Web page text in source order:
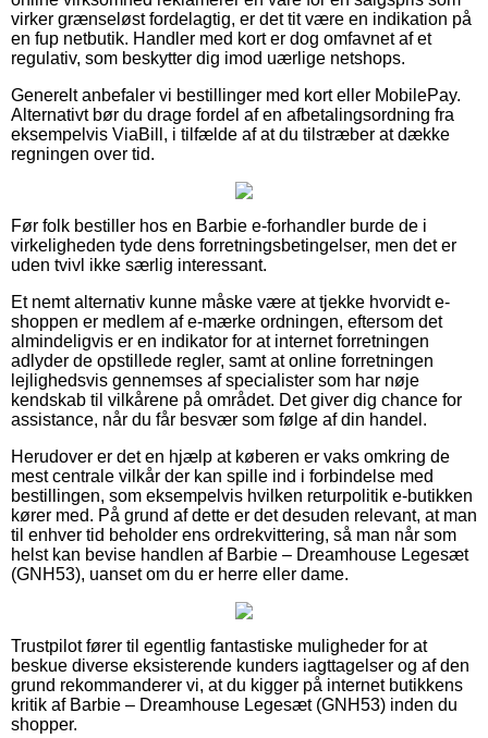
virker grænseløst fordelagtig, er det tit være en indikation på
en fup netbutik. Handler med kort er dog omfavnet af et
regulativ, som beskytter dig imod uærlige netshops.
Generelt anbefaler vi bestillinger med kort eller MobilePay.
Alternativt bør du drage fordel af en afbetalingsordning fra
eksempelvis ViaBill, i tilfælde af at du tilstræber at dække
regningen over tid.
Før folk bestiller hos en Barbie e-forhandler burde de i
virkeligheden tyde dens forretningsbetingelser, men det er
uden tvivl ikke særlig interessant.
Et nemt alternativ kunne måske være at tjekke hvorvidt e-
shoppen er medlem af e-mærke ordningen, eftersom det
almindeligvis er en indikator for at internet forretningen
adlyder de opstillede regler, samt at online forretningen
lejlighedsvis gennemses af specialister som har nøje
kendskab til vilkårene på området. Det giver dig chance for
assistance, når du får besvær som følge af din handel.
Herudover er det en hjælp at køberen er vaks omkring de
mest centrale vilkår der kan spille ind i forbindelse med
bestillingen, som eksempelvis hvilken returpolitik e-butikken
kører med. På grund af dette er det desuden relevant, at man
til enhver tid beholder ens ordrekvittering, så man når som
helst kan bevise handlen af Barbie – Dreamhouse Legesæt
(GNH53), uanset om du er herre eller dame.
Trustpilot fører til egentlig fantastiske muligheder for at
beskue diverse eksisterende kunders iagttagelser og af den
grund rekommanderer vi, at du kigger på internet butikkens
kritik af Barbie – Dreamhouse Legesæt (GNH53) inden du
shopper.